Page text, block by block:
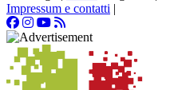
Impressum e contatti |